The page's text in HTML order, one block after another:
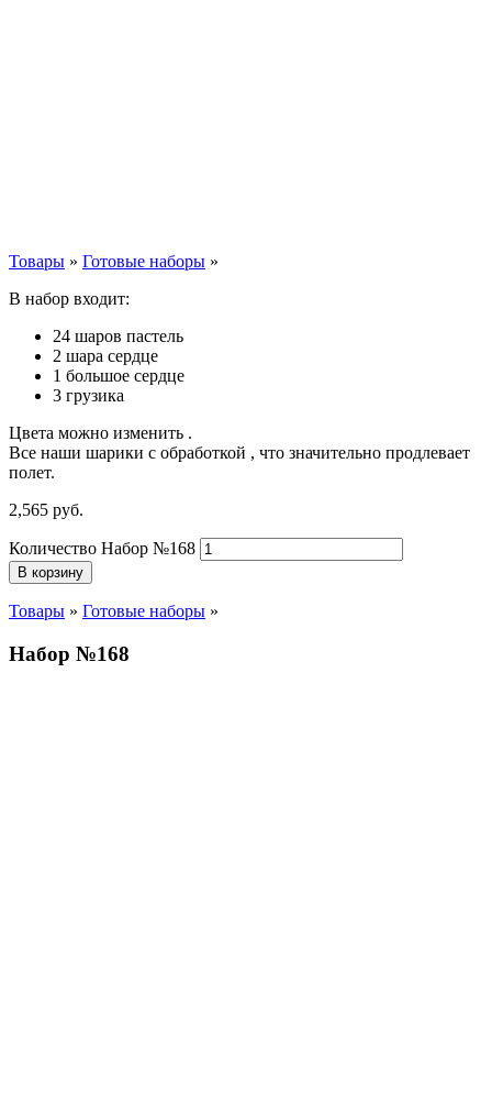
Товары » Готовые наборы »
В набор входит:
24 шаров пастель
2 шара сердце
1 большое сердце
3 грузика
Цвета можно изменить .
Все наши шарики с обработкой , что значительно продлевает
полет.
2,565 руб.
Количество Набор №168
В корзину
Товары » Готовые наборы »
Набор №168